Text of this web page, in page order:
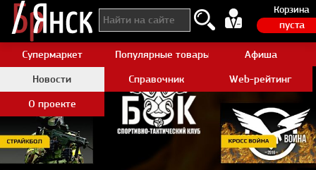
Корзина
пуста
Супермаркет Популярные товары AliexpressАфиша
Новости
Справочник
Web-рейтинг
О проекте